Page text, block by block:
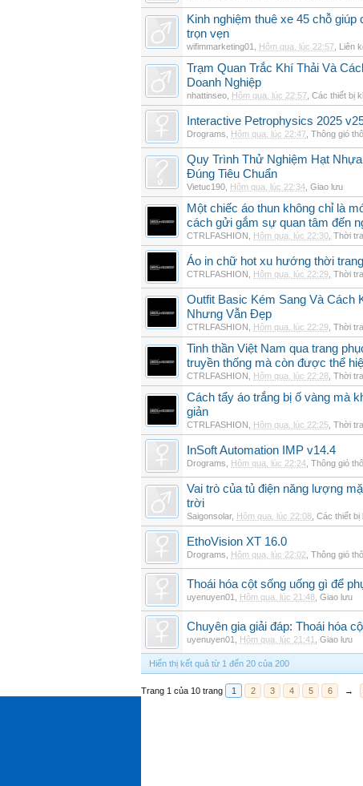
Kinh nghiệm thuê xe 45 chỗ
trọn vẹn
wifimmarketing01 Hôm qua, lúc 22:57 Liên
Trạm Quan Trắc Khí Thải Và
Doanh Nghiệp
nhattinseo Hôm qua, lúc 22:57 Các thiết bị
Interactive Petrophysics 2025
Drograms Hôm qua, lúc 22:47 Thông gió
Quy Trình Thử Nghiệm Hạt
Đúng Tiêu Chuẩn
Vietuc190 Hôm qua, lúc 22:34 Giao lưu
Một chiếc áo thun không chỉ là
cách gửi gắm sự quan tâm đến
CTRLFASHION Hôm qua, lúc 22:30 Thời
Áo in chữ hot xu hướng thời
CTRLFASHION Hôm qua, lúc 22:29 Thời
Outfit Basic Kém Sang Và
Nhưng Vẫn Đẹp
CTRLFASHION Hôm qua, lúc 22:29 Thời
Tinh thần Việt Nam qua trang
truyền thống mà còn được thể
CTRLFASHION Hôm qua, lúc 22:28 Thời
Cách tẩy áo trắng bị ố vàng mà
giản
CTRLFASHION Hôm qua, lúc 22:25 Thời
InSoft Automation IMP v14.4
Drograms Hôm qua, lúc 22:24 Thông gió
Vai trò của tủ điện năng lượng
trời
Saigonsolar, Hôm qua, lúc 22:08 Các thiết bị
EthoVision XT 16.0
Drograms Hôm qua, lúc 22:02 Thông gió
Thoái hóa cột sống uống gì để
uyenuyen01 Hôm qua, lúc 21:48 Giao lưu
Chuyên gia giải đáp: Thoái hóa
uyenuyen01 Hôm qua, lúc 21:41 Giao lưu
Hiển thị kết quả từ 1 đến 20 của 200
Trang 1 của 10 trang 1 2 3 4 5 6 →